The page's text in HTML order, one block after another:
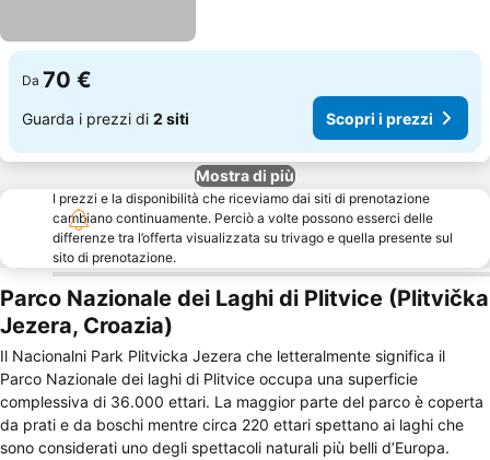
Da 70 €
Guarda i prezzi di 2 siti Scopri i prezzi
Mostra di più
I prezzi e la disponibilità che riceviamo dai siti di prenotazione
cambiano continuamente. Perciò a volte possono esserci delle
differenze tra l’offerta visualizzata su trivago e quella presente sul
sito di prenotazione.
Parco Nazionale dei Laghi di Plitvice (Plitvička
Jezera, Croazia)
Il Nacionalni Park Plitvicka Jezera che letteralmente significa il
Parco Nazionale dei laghi di Plitvice occupa una superficie
complessiva di 36.000 ettari. La maggior parte del parco è coperta
da prati e da boschi mentre circa 220 ettari spettano ai laghi che
sono considerati uno degli spettacoli naturali più belli d’Europa.